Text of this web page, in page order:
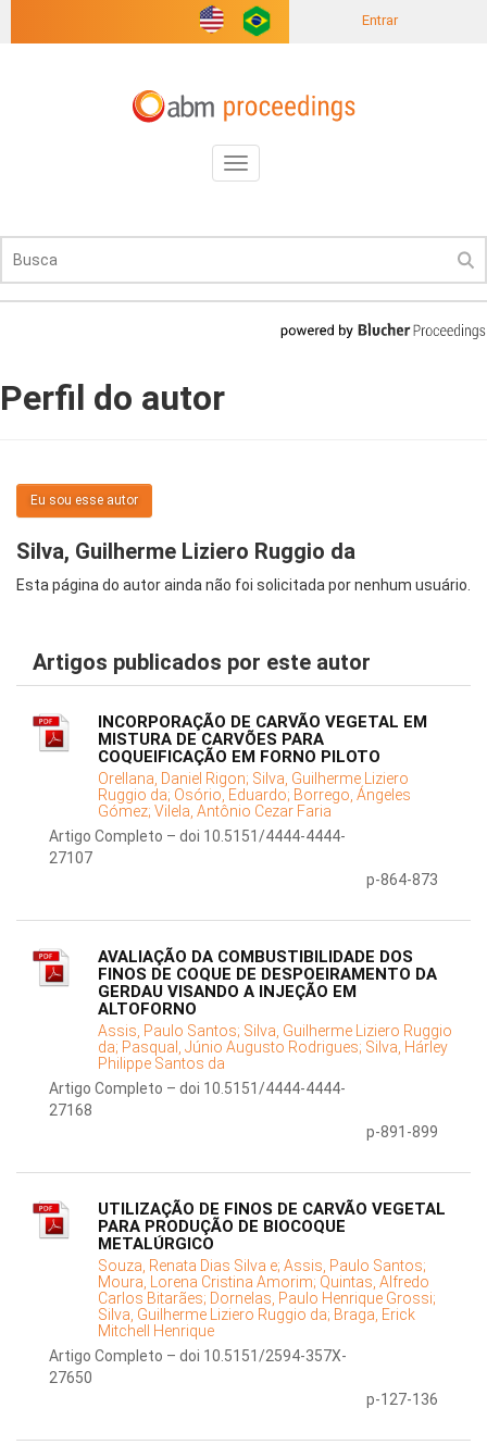
Entrar
Toggle
navigation
Perfil do autor
Eu sou esse autor
Silva, Guilherme Liziero Ruggio da
Esta página do autor ainda não foi solicitada por nenhum usuário.
Artigos publicados por este autor
INCORPORAÇÃO DE CARVÃO VEGETAL EM
MISTURA DE CARVÕES PARA
COQUEIFICAÇÃO EM FORNO PILOTO
Orellana, Daniel Rigon; Silva, Guilherme Liziero
Ruggio da; Osório, Eduardo; Borrego, Ángeles
Gómez; Vilela, Antônio Cezar Faria
Artigo Completo – doi 10.5151/4444-4444-
27107
p-864-873
AVALIAÇÃO DA COMBUSTIBILIDADE DOS
FINOS DE COQUE DE DESPOEIRAMENTO DA
GERDAU VISANDO A INJEÇÃO EM
ALTOFORNO
Assis, Paulo Santos; Silva, Guilherme Liziero Ruggio
da; Pasqual, Júnio Augusto Rodrigues; Silva, Hárley
Philippe Santos da
Artigo Completo – doi 10.5151/4444-4444-
27168
p-891-899
UTILIZAÇÃO DE FINOS DE CARVÃO VEGETAL
PARA PRODUÇÃO DE BIOCOQUE
METALÚRGICO
Souza, Renata Dias Silva e; Assis, Paulo Santos;
Moura, Lorena Cristina Amorim; Quintas, Alfredo
Carlos Bitarães; Dornelas, Paulo Henrique Grossi;
Silva, Guilherme Liziero Ruggio da; Braga, Erick
Mitchell Henrique
Artigo Completo – doi 10.5151/2594-357X-
27650
p-127-136